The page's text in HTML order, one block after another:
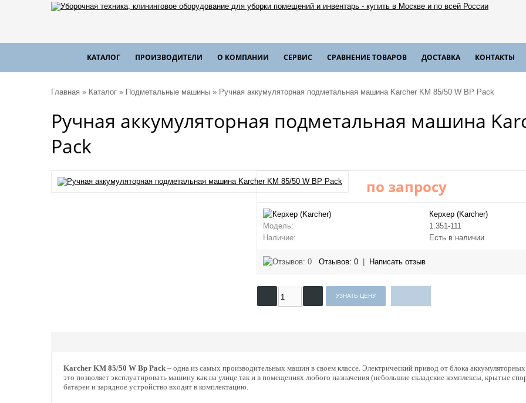
КАТАЛОГ ПРОИЗВОДИТЕЛИ О КОМПАНИИ СЕРВИС СРАВНЕНИЕ ТОВАРОВ ДОСТАВКА КОНТАКТЫ
Главная » Каталог » Подметальные машины » Ручная аккумуляторная подметальная машина Karcher KM 85/50 W BP Pack
Ручная аккумуляторная подметальная машина
Pack
по запросу
Керхер (Karcher)
Модель:
1.351-111
Наличие:
Есть в наличии
Отзывов: 0 Написать отзыв
Karcher KM 85/50 W Bp Pack – одна из самых производительных машин в своем классе. Электрический привод от блока
это позволяет эксплуатировать машину как на улице так и в помещениях любого назначения (небольшие складские комплексы, крытые
батареи и зарядное устройство входят в комплектацию.